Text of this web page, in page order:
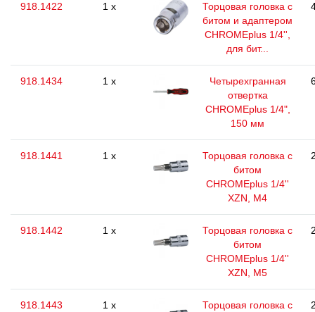
918.1422 1 x
Торцовая головка с
битом и адаптером
CHROMEplus 1/4'',
для бит...
918.1434 1 x
Четырехгранная
отвертка
CHROMEplus 1/4",
150 мм
918.1441 1 x
Торцовая головка с
битом
CHROMEplus 1/4''
XZN, M4
918.1442 1 x
Торцовая головка с
битом
CHROMEplus 1/4''
XZN, M5
918.1443 1 x
Торцовая головка с